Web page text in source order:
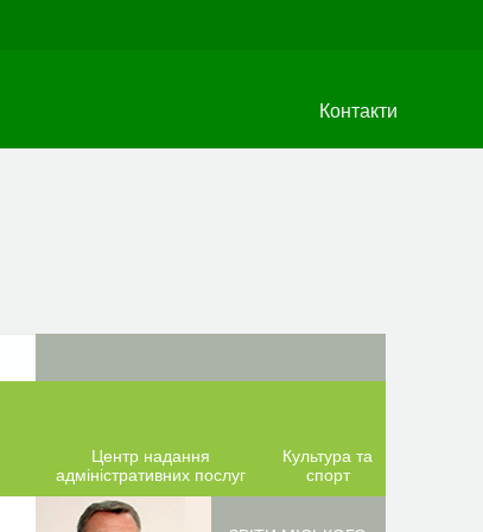
Контакти
Центр надання
адміністративних послуг
Культура та
спорт